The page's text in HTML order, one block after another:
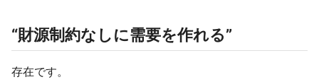
“財源制約なしに需要を作れる”
存在です。